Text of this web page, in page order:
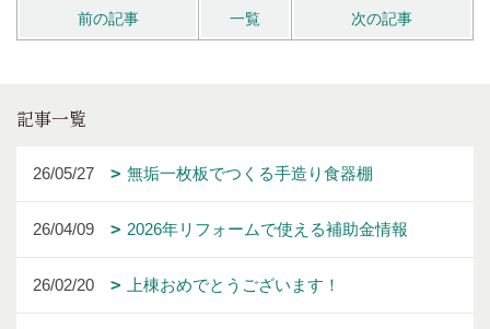
前の記事 一覧 次の記事
記事一覧
26/05/27 無垢一枚板でつくる手造り食器棚
26/04/09 2026年リフォームで使える補助金情報
26/02/20 上棟おめでとうございます！